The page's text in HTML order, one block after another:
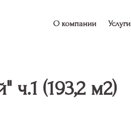
О компании Услуги
(193,2 м2)